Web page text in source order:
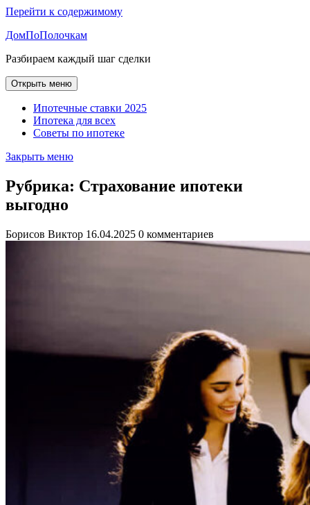
Перейти к содержимому
ДомПоПолочкам
Разбираем каждый шаг сделки
Открыть меню
Ипотечные ставки 2025
Ипотека для всех
Советы по ипотеке
Закрыть меню
Рубрика: Страхование ипотеки
выгодно
Борисов Виктор 16.04.2025 0 комментариев